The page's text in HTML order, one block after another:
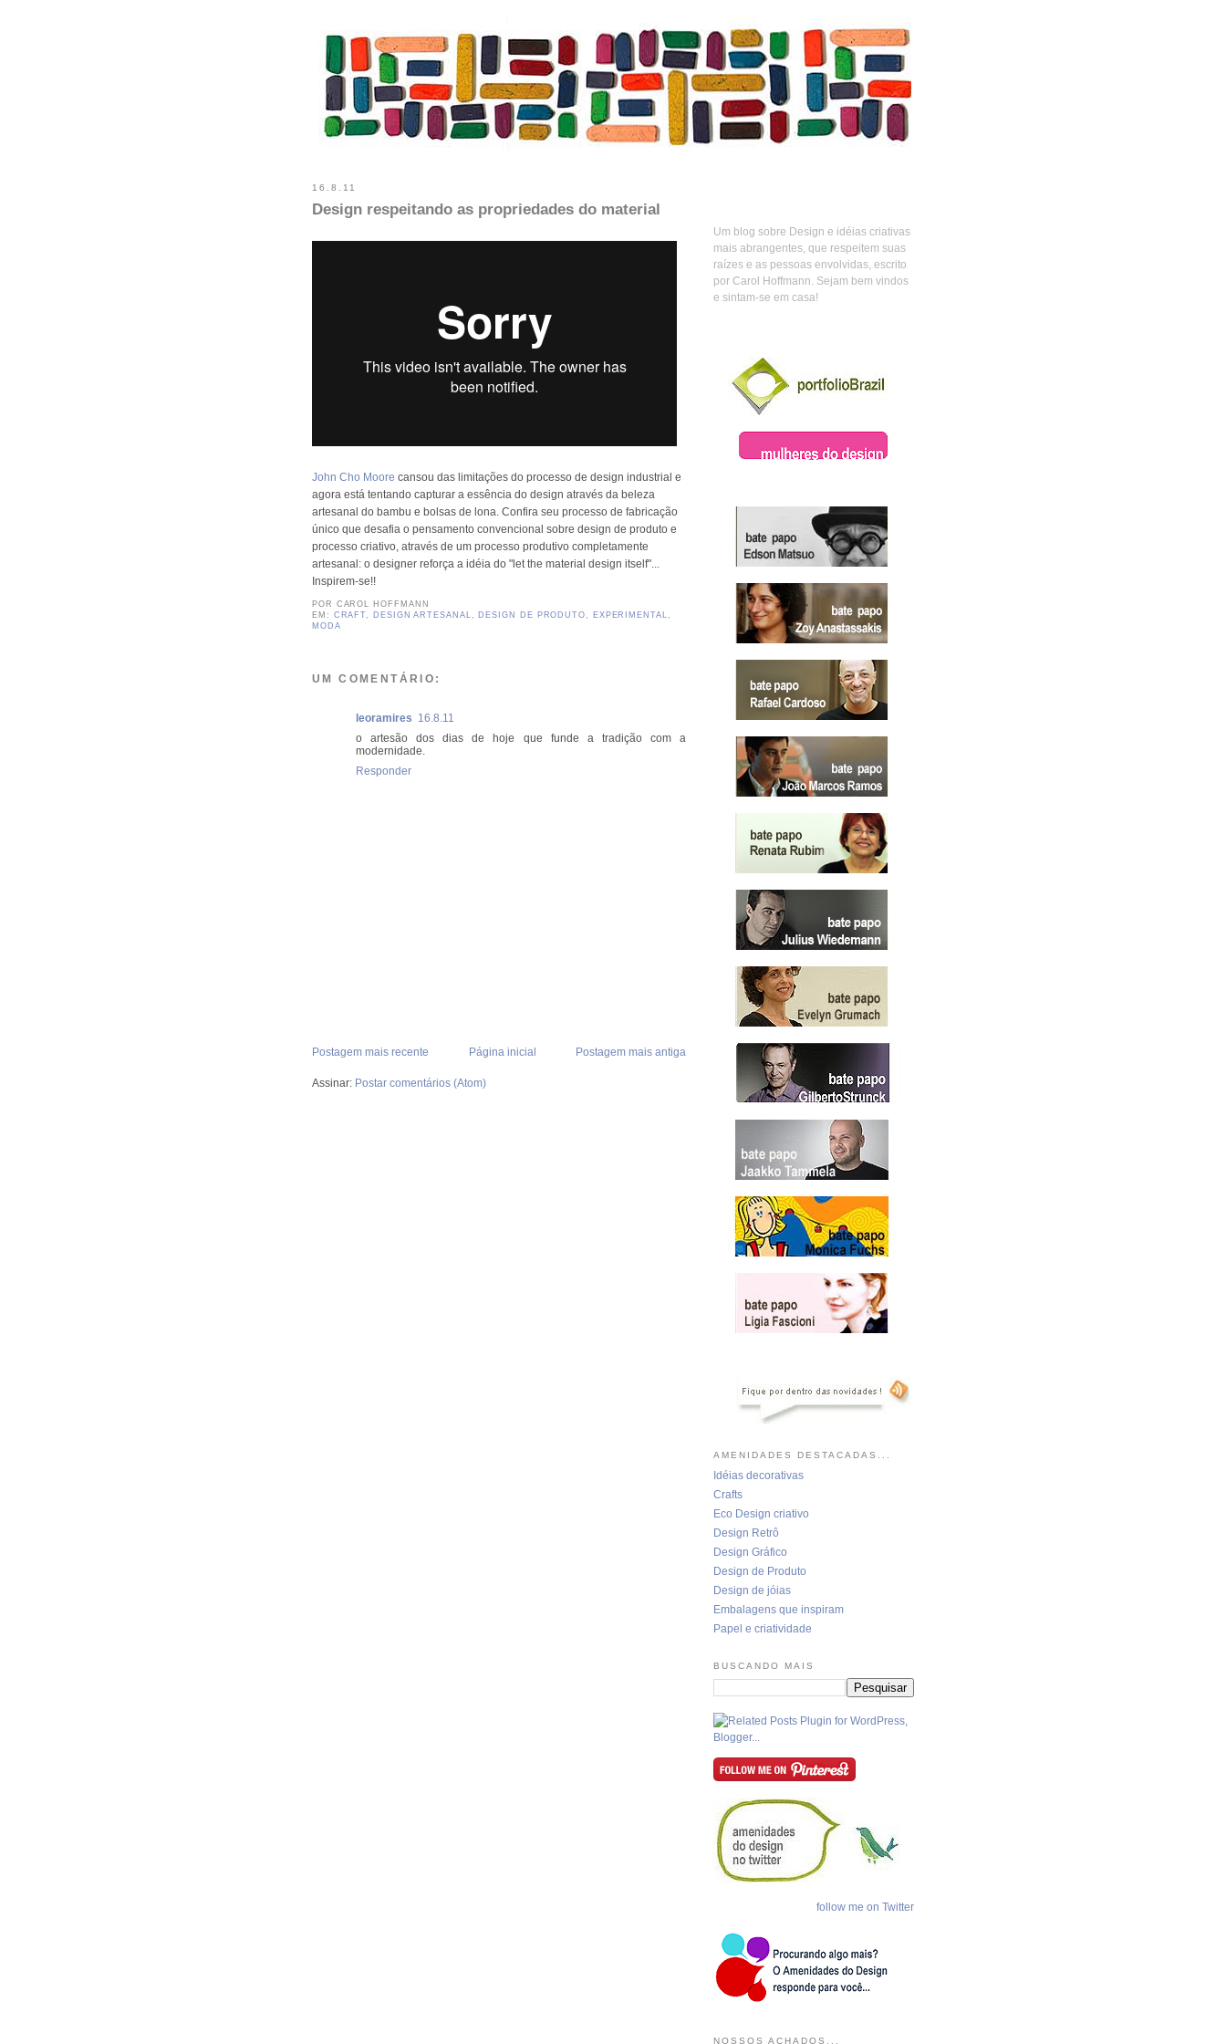
16.8.11
Design respeitando as propriedades do material
John Cho Moore cansou das limitações do processo de design industrial e
agora está tentando capturar a essência do design através da beleza
artesanal do bambu e bolsas de lona. Confira seu processo de fabricação
único que desafia o pensamento convencional sobre design de produto e
processo criativo, através de um processo produtivo completamente
artesanal: o designer reforça a idéia do "let the material design itself"...
Inspirem-se!!
POR CAROL HOFFMANN
EM: CRAFT DESIGN ARTESANAL DESIGN DE PRODUTO EXPERIMENTAL
MODA
UM COMENTÁRIO:
leoramires 16.8.11
o artesão dos dias de hoje que funde a tradição com a
modernidade.
Responder
Postagem mais recente Postagem mais antiga
Página inicial
Assinar: Postar comentários (Atom)
Um blog sobre Design e idéias criativas
mais abrangentes, que respeitem suas
raízes e as pessoas envolvidas, escrito
por Carol Hoffmann. Sejam bem vindos
e sintam-se em casa!
AMENIDADES DESTACADAS...
Idéias decorativas
Crafts
Eco Design criativo
Design Retrô
Design Gráfico
Design de Produto
Design de jóias
Embalagens que inspiram
Papel e criatividade
BUSCANDO MAIS
follow me on Twitter
NOSSOS ACHADOS...